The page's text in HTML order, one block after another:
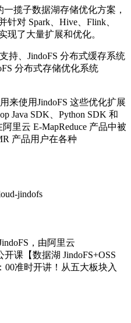
一揽子数据湖存储优化方案，
针对 Spark、Hive、Flink、
现了大量扩展和优化。
持、JindoFS 分布式缓存系统
分布式存储优化系统
来使用JindoFS 这些优化扩展
Java SDK、Python SDK 和
里云 E-MapReduce 产品中被
产品用户在各种
jindofs
，由阿里云
课【数据湖 JindoFS+OSS
00准时开讲！从五大板块入